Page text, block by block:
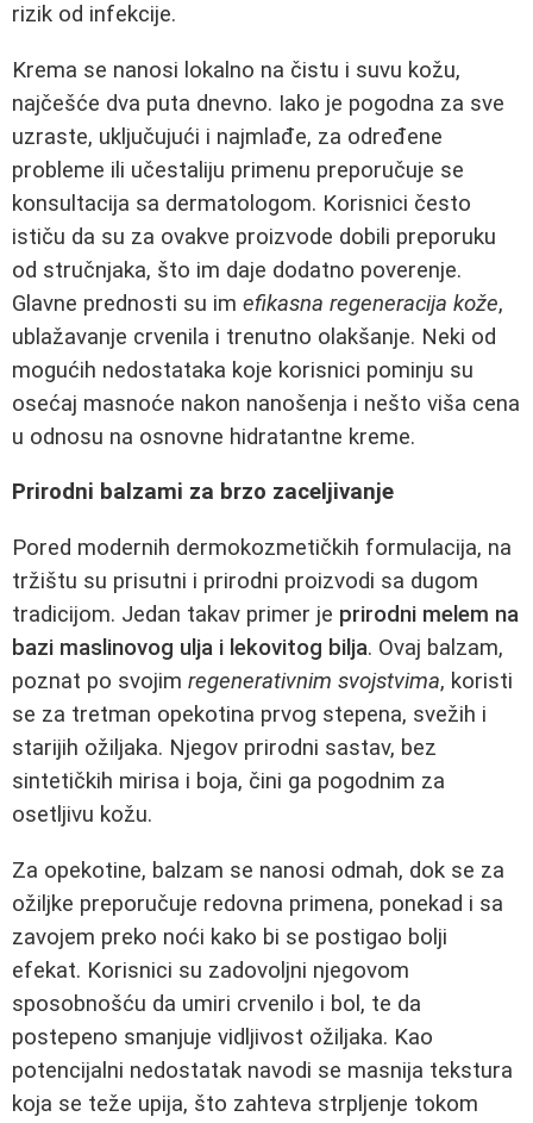
rizik od infekcije.
Krema se nanosi lokalno na čistu i suvu kožu,
najčešće dva puta dnevno. Iako je pogodna za sve
uzraste, uključujući i najmlađe, za određene
probleme ili učestaliju primenu preporučuje se
konsultacija sa dermatologom. Korisnici često
ističu da su za ovakve proizvode dobili preporuku
od stručnjaka, što im daje dodatno poverenje.
Glavne prednosti su im efikasna regeneracija kože,
ublažavanje crvenila i trenutno olakšanje. Neki od
mogućih nedostataka koje korisnici pominju su
osećaj masnoće nakon nanošenja i nešto viša cena
u odnosu na osnovne hidratantne kreme.
Prirodni balzami za brzo zaceljivanje
Pored modernih dermokozmetičkih formulacija, na
tržištu su prisutni i prirodni proizvodi sa dugom
tradicijom. Jedan takav primer je prirodni melem na
bazi maslinovog ulja i lekovitog bilja. Ovaj balzam,
poznat po svojim regenerativnim svojstvima, koristi
se za tretman opekotina prvog stepena, svežih i
starijih ožiljaka. Njegov prirodni sastav, bez
sintetičkih mirisa i boja, čini ga pogodnim za
osetljivu kožu.
Za opekotine, balzam se nanosi odmah, dok se za
ožiljke preporučuje redovna primena, ponekad i sa
zavojem preko noći kako bi se postigao bolji
efekat. Korisnici su zadovoljni njegovom
sposobnošću da umiri crvenilo i bol, te da
postepeno smanjuje vidljivost ožiljaka. Kao
potencijalni nedostatak navodi se masnija tekstura
koja se teže upija, što zahteva strpljenje tokom